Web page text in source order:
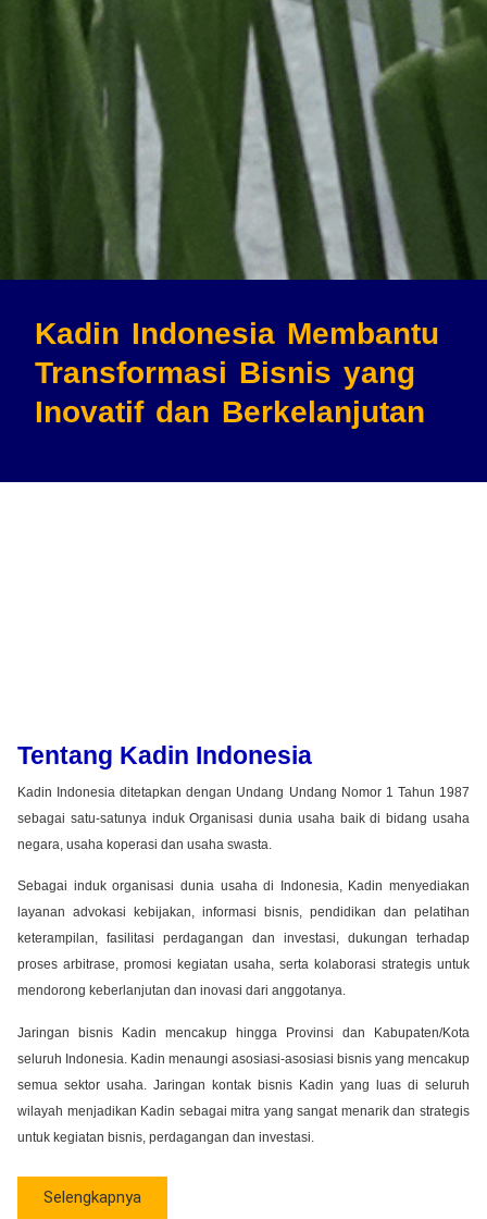
Kadin Indonesia Membantu
Transformasi Bisnis yang
Inovatif dan Berkelanjutan
Tentang Kadin Indonesia
Kadin Indonesia ditetapkan dengan Undang Undang Nomor 1 Tahun 1987
sebagai satu-satunya induk Organisasi dunia usaha baik di bidang usaha
negara, usaha koperasi dan usaha swasta.
Sebagai induk organisasi dunia usaha di Indonesia, Kadin menyediakan
layanan advokasi kebijakan, informasi bisnis, pendidikan dan pelatihan
keterampilan, fasilitasi perdagangan dan investasi, dukungan terhadap
proses arbitrase, promosi kegiatan usaha, serta kolaborasi strategis untuk
mendorong keberlanjutan dan inovasi dari anggotanya.
Jaringan bisnis Kadin mencakup hingga Provinsi dan Kabupaten/Kota
seluruh Indonesia. Kadin menaungi asosiasi-asosiasi bisnis yang mencakup
semua sektor usaha. Jaringan kontak bisnis Kadin yang luas di seluruh
wilayah menjadikan Kadin sebagai mitra yang sangat menarik dan strategis
untuk kegiatan bisnis, perdagangan dan investasi.
Selengkapnya